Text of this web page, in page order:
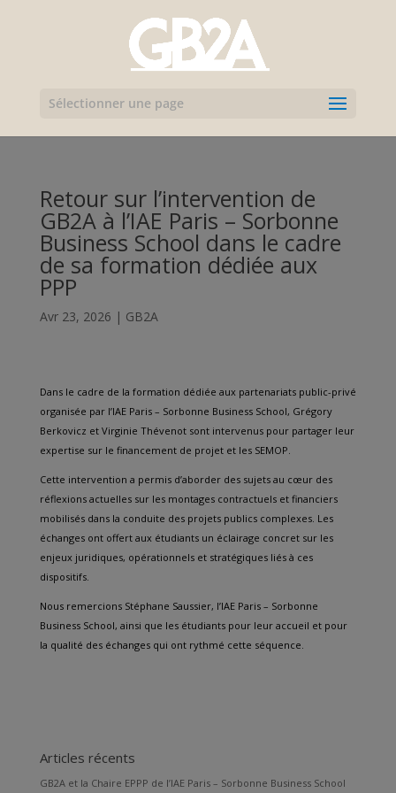
Sélectionner une page
Retour sur l’intervention de
GB2A à l’IAE Paris – Sorbonne
Business School dans le cadre
de sa formation dédiée aux
PPP
Avr 23, 2026 | GB2A
Dans le cadre de la formation dédiée aux partenariats public-privé
organisée par l’IAE Paris – Sorbonne Business School, Grégory
Berkovicz et Virginie Thévenot sont intervenus pour partager leur
expertise sur le financement de projet et les SEMOP.
Cette intervention a permis d’aborder des sujets au cœur des
réflexions actuelles sur les montages contractuels et financiers
mobilisés dans la conduite des projets publics complexes. Les
échanges ont offert aux étudiants un éclairage concret sur les
enjeux juridiques, opérationnels et stratégiques liés à ces
dispositifs.
Nous remercions Stéphane Saussier, l’IAE Paris – Sorbonne
Business School, ainsi que les étudiants pour leur accueil et pour
la qualité des échanges qui ont rythmé cette séquence.
Articles récents
GB2A et la Chaire EPPP de l’IAE Paris – Sorbonne Business School